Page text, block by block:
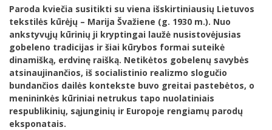
Paroda kviečia susitikti su viena išskirtiniausių Lietuvos
tekstilės kūrėjų – Marija Švažiene (g. 1930 m.). Nuo
ankstyvųjų kūrinių ji kryptingai laužė nusistovėjusias
gobeleno tradicijas ir šiai kūrybos formai suteikė
dinamišką, erdvinę raišką. Netikėtos gobelenų savybės
atsinaujinančios, iš socialistinio realizmo slogučio
bundančios dailės kontekste buvo greitai pastebėtos, o
menininkės kūriniai netrukus tapo nuolatiniais
respublikinių, sąjunginių ir Europoje rengiamų parodų
eksponatais.